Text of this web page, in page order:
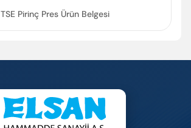
TSE Pirinç Pres Ürün Belgesi